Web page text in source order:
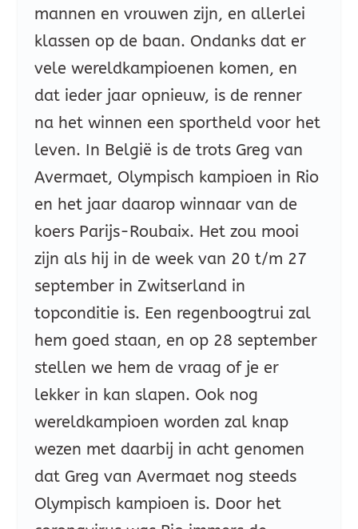
mannen en vrouwen zijn, en allerlei
klassen op de baan. Ondanks dat er
vele wereldkampioenen komen, en
dat ieder jaar opnieuw, is de renner
na het winnen een sportheld voor het
leven. In België is de trots Greg van
Avermaet, Olympisch kampioen in Rio
en het jaar daarop winnaar van de
koers Parijs-Roubaix. Het zou mooi
zijn als hij in de week van 20 t/m 27
september in Zwitserland in
topconditie is. Een regenboogtrui zal
hem goed staan, en op 28 september
stellen we hem de vraag of je er
lekker in kan slapen. Ook nog
wereldkampioen worden zal knap
wezen met daarbij in acht genomen
dat Greg van Avermaet nog steeds
Olympisch kampioen is. Door het